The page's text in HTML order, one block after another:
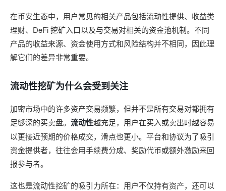
在币安生态中，用户常见的相关产品包括流动性提供、收益类
理财、DeFi 挖矿入口以及与交易对相关的资金池机制。不同
产品的收益来源、资金使用方式和风险结构并不相同，因此理
解它们的差异非常重要。
流动性挖矿为什么会受到关注
加密市场中的许多资产交易频繁，但并不是所有交易对都拥有
足够深的买卖盘。 流动性越充足，用户在买入或卖出时越容易
以更接近预期的价格成交，滑点也更小。平台和协议为了吸引
资金提供者，往往会用手续费分成、奖励代币或额外激励来回
报参与者。
这也是流动性挖矿的吸引力所在：用户不仅持有资产，还可以